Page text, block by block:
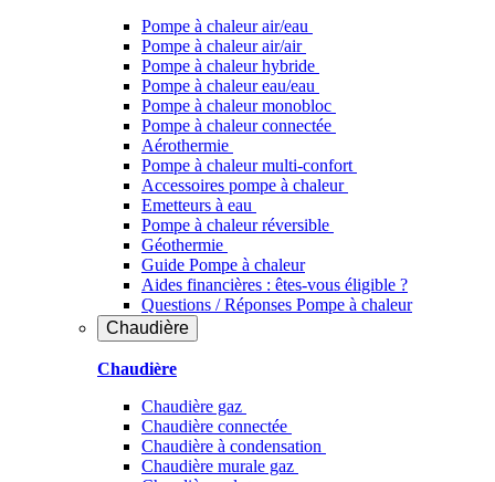
Pompe à chaleur air/eau
Pompe à chaleur air/air
Pompe à chaleur hybride
Pompe à chaleur​ eau/eau
Pompe à chaleur monobloc
Pompe à chaleur connectée
Aérothermie
Pompe à chaleur multi-confort
Accessoires pompe à chaleur
Emetteurs à eau
Pompe à chaleur réversible
Géothermie
Guide Pompe à chaleur
Aides financières : êtes-vous éligible ?
Questions / Réponses Pompe à chaleur
Chaudière
Chaudière
Chaudière gaz
Chaudière connectée
Chaudière à condensation
Chaudière murale gaz